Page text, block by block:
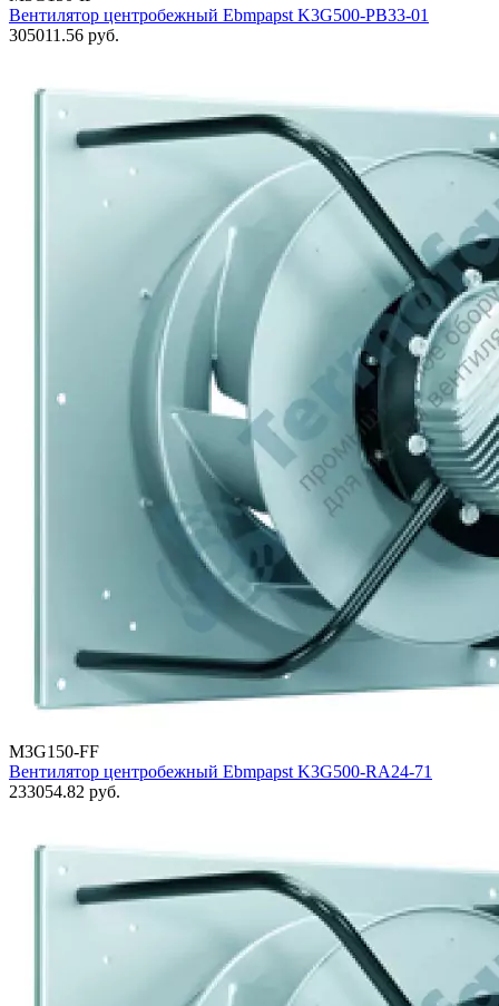
Вентилятор центробежный Ebmpapst K3G500-PB33-01
305011.56 руб.
M3G150-FF
Вентилятор центробежный Ebmpapst K3G500-RA24-71
233054.82 руб.